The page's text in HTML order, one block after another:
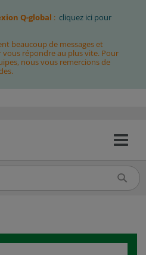
Q-global : cliquez ici pour
beaucoup de messages et
répondre au plus vite. Pour
nous vous remercions de